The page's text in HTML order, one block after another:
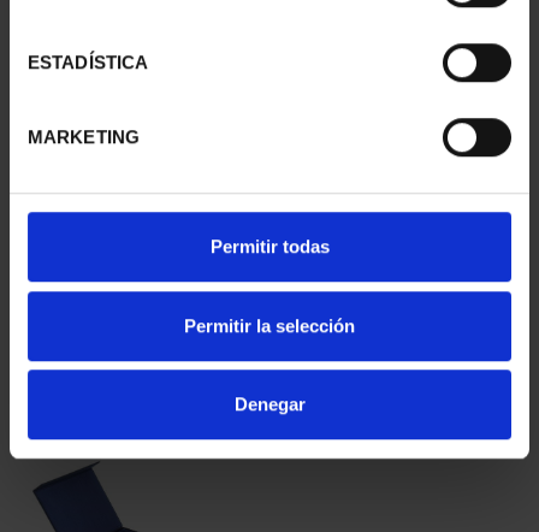
ESTADÍSTICA
MARKETING
Permitir todas
Permitir la selección
Denegar
PROVINCIA 3
registrados
PROVINCIA 4
registrados